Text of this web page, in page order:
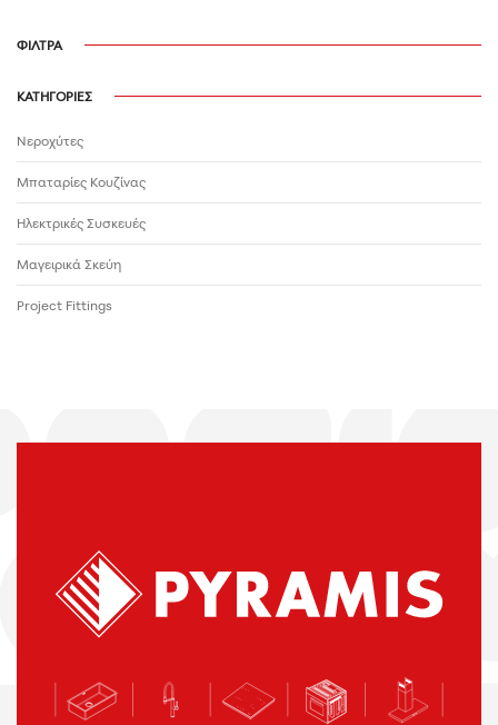
ΦΙΛΤΡΑ
ΚΑΤΗΓΟΡΙΕΣ
Νεροχύτες
Μπαταρίες Κουζίνας
Ηλεκτρικές Συσκευές
Μαγειρικά Σκεύη
Project Fittings